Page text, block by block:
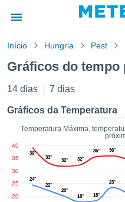
da
foi
por
para
que as
a este
das
opções:
Início Hungria Pest
Gráficos do
14 dias 7 dias
Gráficos da Temperatura
Temperatura Máxima,
20
25
30
35
40
39°
33°
32° 32°
36° 36°
24°
22°
20°
18°
18°
23°